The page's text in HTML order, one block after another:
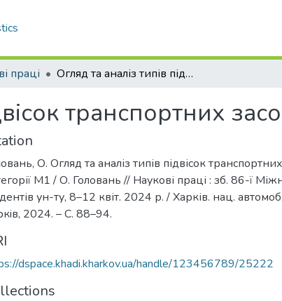
праці Огляд та аналіз типів підвісок транспортних засобів категорії М1
транспортних
О. Огляд та аналіз типів підвісок
М1 / О. Головань // Наукові праці : зб. 86-ї
ун-ту, 8–12 квіт. 2024 р. / Харків. нац.
2024. – С. 88–94.
dspace.khadi.kharkov.ua/handle/123456789/25222